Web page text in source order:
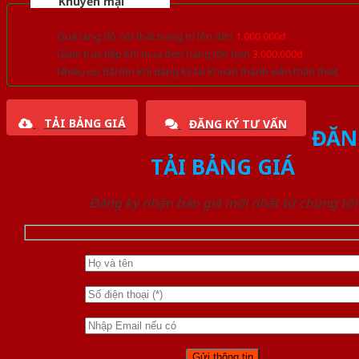
Quà tặng đồ nội thất trang trí lên đến 1.000.000đ
Giảm trực tiếp khi mua đơn hàng lớn hơn 3.000.000đ
Nhiều ưu đãi lớn khi đăng ký tài khoản thành viên thân thiết
TẢI BẢNG GIÁ ĐĂNG KÝ TƯ VẤN
TẢI BẢNG GIÁ
Đăng ký nhận báo giá mới nhất từ chúng tôi